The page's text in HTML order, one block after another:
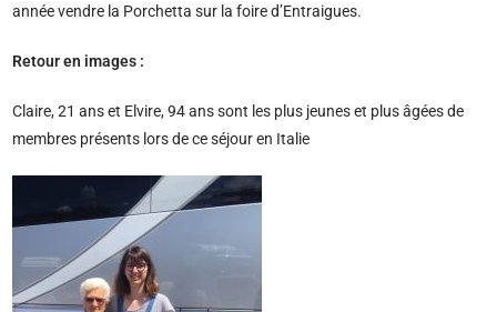
année vendre la Porchetta sur la foire d’Entraigues.
Retour en images :
Claire, 21 ans et Elvire, 94 ans sont les plus jeunes et plus âgées de
membres présents lors de ce séjour en Italie